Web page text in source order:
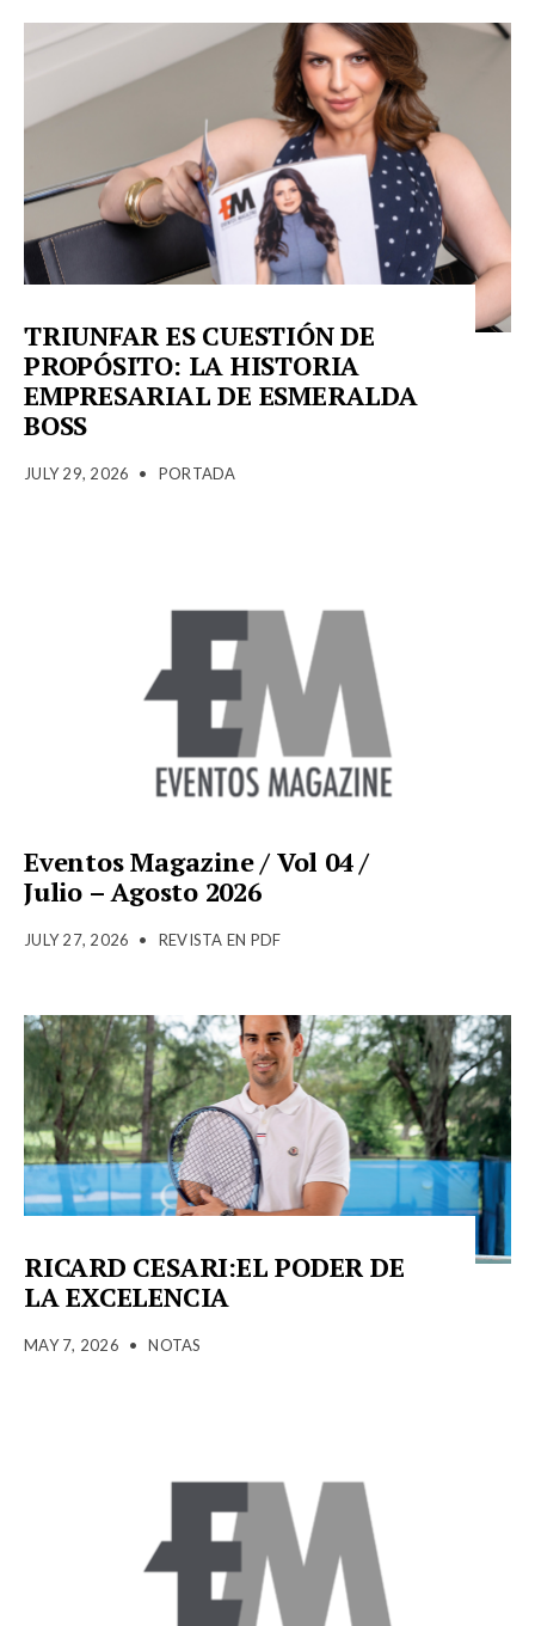
TRIUNFAR ES CUESTIÓN DE
PROPÓSITO: LA HISTORIA
EMPRESARIAL DE ESMERALDA
BOSS
JULY 29, 2026 • PORTADA
Eventos Magazine / Vol 04 /
Julio – Agosto 2026
JULY 27, 2026 • REVISTA EN PDF
RICARD CESARI:EL PODER DE
LA EXCELENCIA
MAY 7, 2026 • NOTAS